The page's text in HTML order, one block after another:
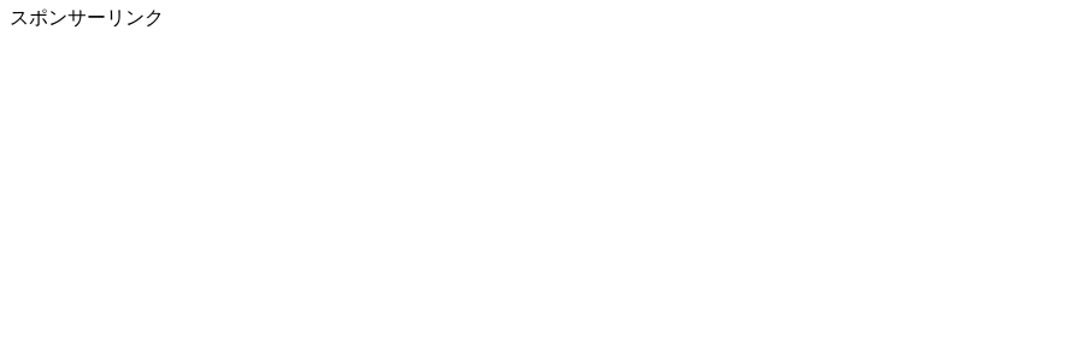
スポンサーリンク